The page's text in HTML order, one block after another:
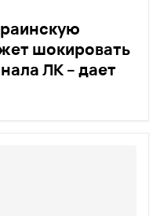
шокировать
ЛК – дает